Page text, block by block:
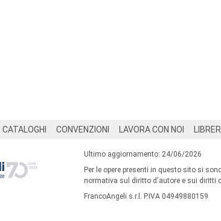
CATALOGHI CONVENZIONI LAVORA CON NOI
Ultimo aggiornamento: 24/06/2026
Per le opere presenti in questo sito si
normativa sul diritto d'autore e sui diritti
FrancoAngeli s.r.l. P.IVA 04949880159